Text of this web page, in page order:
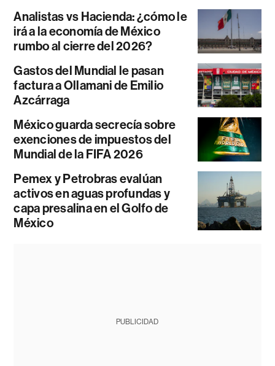
Analistas vs Hacienda: ¿cómo le
irá a la economía de México
rumbo al cierre del 2026?
Gastos del Mundial le pasan
factura a Ollamani de Emilio
Azcárraga
México guarda secrecía sobre
exenciones de impuestos del
Mundial de la FIFA 2026
Pemex y Petrobras evalúan
activos en aguas profundas y
capa presalina en el Golfo de
México
PUBLICIDAD